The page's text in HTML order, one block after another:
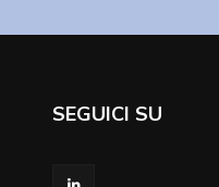
SEGUICI SU